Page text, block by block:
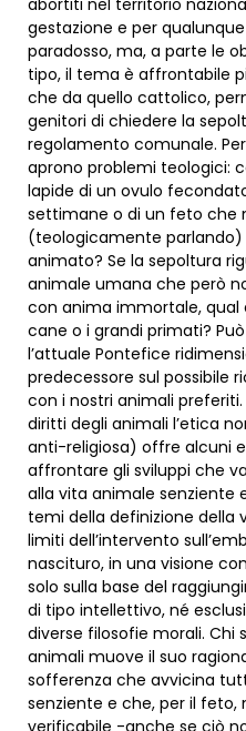
abortiti nel territorio
gestazione e per
paradosso, ma, a parte le
tipo, il tema è affrontabile
che da quello cattolico,
genitori di chiedere la
regolamento comunale.
aprono problemi teologici:
lapide di un ovulo
settimane o di un feto che
(teologicamente parlando)
animato? Se la sepoltura
animale umana che però
con anima immortale, qual
cane o i grandi primati?
l’attuale Pontefice
predecessore sul possibile
con i nostri animali
diritti degli animali l’etica
anti-religiosa) offre alcuni
affrontare gli sviluppi che
alla vita animale senziente
temi della definizione della
limiti dell’intervento
nascituro, in una visione
solo sulla base del
di tipo intellettivo, né
diverse filosofie morali. Chi
animali muove il suo
sofferenza che avvicina
senziente e che, per il feto,